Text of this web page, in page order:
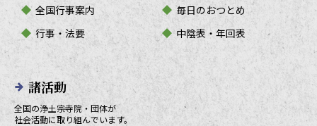
全国行事案内
毎日のおつとめ
行事・法要
中陰表・年回表
諸活動
全国の浄土宗寺院・団体が
社会活動に取り組んでいます。